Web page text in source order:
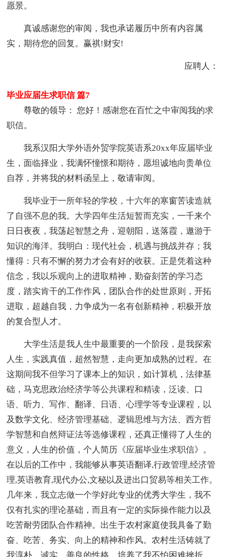
愿景。
真诚感谢您的审阅，我也承诺履历中所有内容属
实，期待您的回复。赢祺!财安!
应聘人：
毕业应届生求职信 篇7
尊敬的领导： 您好！感谢您在百忙之中审阅我的求
职信。
我系汉阳大学外语外贸学院英语系20xx年应届毕业
生，面临择业，我满怀憧憬和期待，愿坦诚地向贵单位
自荐，并将我的材料函呈上，敬请审阅。
我毕业于一所年轻的学校，十六年的寒窗苦读造就
了自强不息的我。大学四年生活短暂而充实，一千来个
日日夜夜，我荡起智慧之舟，迎朝阳，送落霞，遨游于
知识的海洋。我明白：现代社会，机遇与挑战并存；我
懂得：只有不懈的努力才会有好的收获。正是凭着这种
信念，我以乐观向上的进取精神，勤奋刻苦的学习态
度，踏实肯干的工作作风，团队合作的处世原则，开拓
进取，超越自我，力争成为一名有创新精神，积极开放
的复合型人才。
大学生活是我人生中最重要的一个阶段，是我探索
人生，实践真值，超然智慧，走向更加成熟的过程。在
这期间我不但学习了课本上的知识，如计算机，法律基
础，马克思政治经济学等公共课程和精读，泛读、口
语、听力、写作、翻译、日语、心理学等专业课程，以
及数学文化、经济管理基础、逻辑思维与方法、西方哲
学智慧和自然辩证法等选修课程，还真正懂得了人生的
意义，人生的价值，个人简历《应届毕业生求职信》。
在以后的工作中，我能够从事英语翻译,行政管理,经济管
理,英语教育,现代办公,文秘以及进出口贸易等相关工作。
几年来，我立志做一个学好此专业的优秀大学生，我不
仅有扎实的理论基础，而且有一定的实际操作能力以及
吃苦耐劳团队合作精神。出生于农村家庭使我具备了勤
奋、吃苦、务实、向上的精神和作风。农村生活铸就了